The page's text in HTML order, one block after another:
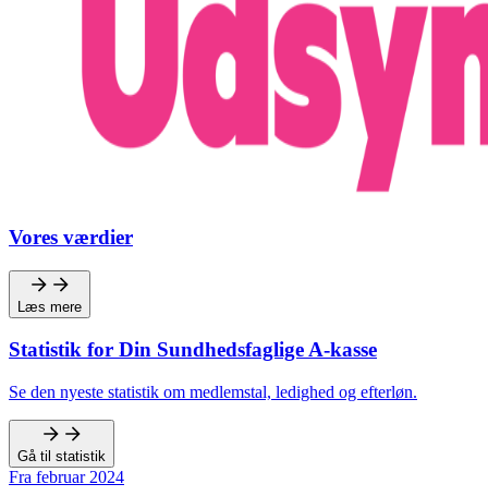
Vores værdier
Læs mere
Statistik for Din Sundhedsfaglige A-kasse
Se den nyeste statistik om medlemstal, ledighed og efterløn.
Gå til statistik
Fra februar 2024